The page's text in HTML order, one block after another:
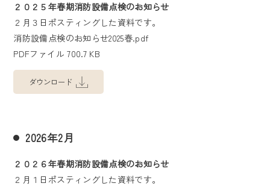
２０２５年春期消防設備点検のお知らせ
２月３日ポスティングした資料です。
消防設備点検のお知らせ2025春.pdf
PDFファイル 700.7 KB
ダウンロード
2026年2月
２０２６年春期消防設備点検のお知らせ
２月１日ポスティングした資料です。